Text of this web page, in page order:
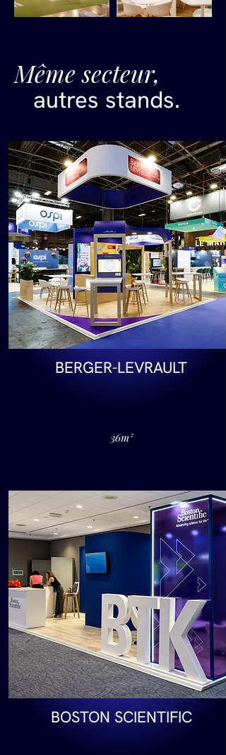
Même secteur,
autres stands.
BERGER-LEVRAULT
36m²
BOSTON SCIENTIFIC